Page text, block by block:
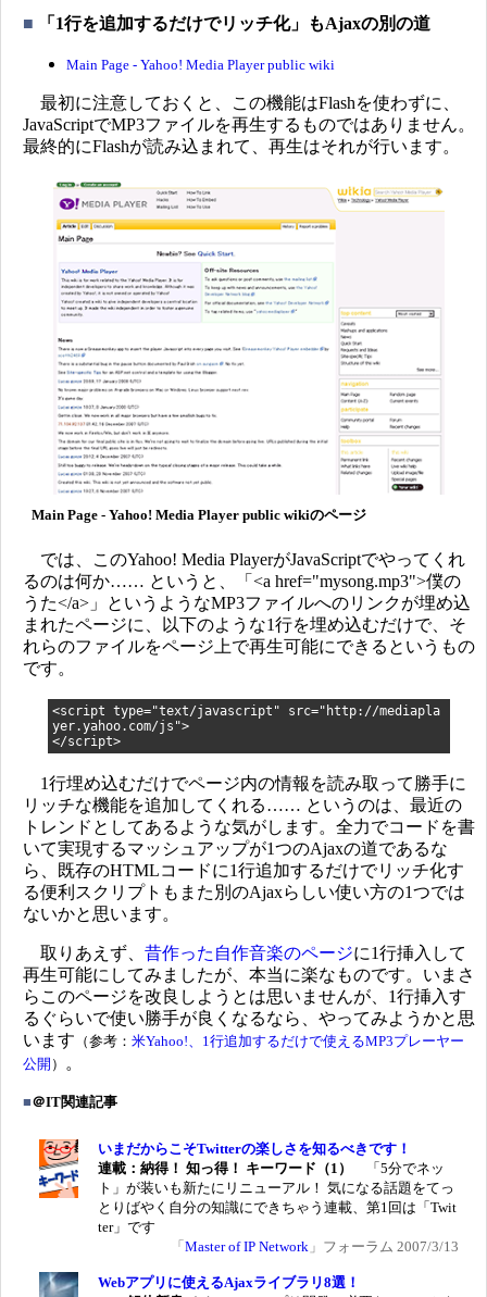
■ 「1行を追加するだけでリッチ化」もAjaxの別の道
Main Page - Yahoo! Media Player public wiki
最初に注意しておくと、この機能はFlashを使わずに、
JavaScriptでMP3ファイルを再生するものではありません。
最終的にFlashが読み込まれて、再生はそれが行います。
Main Page - Yahoo! Media Player public wikiのページ
では、このYahoo! Media PlayerがJavaScriptでやってくれ
るのは何か…… というと、「<a href="mysong.mp3">僕の
うた</a>」というようなMP3ファイルへのリンクが埋め込
まれたページに、以下のような1行を埋め込むだけで、そ
れらのファイルをページ上で再生可能にできるというもの
です。
<script type="text/javascript" src="http://mediapla
yer.yahoo.com/js">
</script>
1行埋め込むだけでページ内の情報を読み取って勝手に
リッチな機能を追加してくれる…… というのは、最近の
トレンドとしてあるような気がします。全力でコードを書
いて実現するマッシュアップが1つのAjaxの道であるな
ら、既存のHTMLコードに1行追加するだけでリッチ化す
る便利スクリプトもまた別のAjaxらしい使い方の1つでは
ないかと思います。
取りあえず、 昔作った自作音楽のページに1行挿入して
再生可能にしてみましたが、本当に楽なものです。いまさ
らこのページを改良しようとは思いませんが、1行挿入す
るぐらいで使い勝手が良くなるなら、やってみようかと思
います （参考： 米Yahoo!、1行追加するだけで使えるMP3プレーヤー
公開 ） 。
■＠IT関連記事
いまだからこそTwitterの楽しさを知るべきです！
連載：納得！ 知っ得！ キーワード（1）
「5分でネッ
ト」が装いも新たにリニューアル！ 気になる話題をてっ
とりばやく自分の知識にできちゃう連載、第1回は「Twit
ter」です
「 Master of IP Network 」フォーラム 2007/3/13
Webアプリに使えるAjaxライブラリ8選！